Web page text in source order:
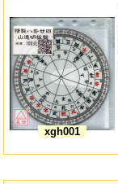
xgh001